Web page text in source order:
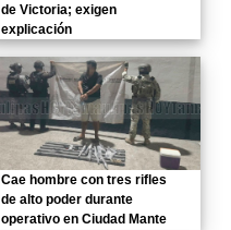
de Victoria; exigen
explicación
Cae hombre con tres rifles
de alto poder durante
operativo en Ciudad Mante